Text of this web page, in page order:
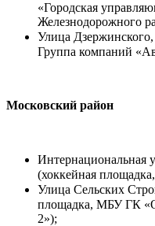
«Городская
Железнодорожного
Улица
Группа компаний
Московский район
Интернациональная
(хоккейная
Улица Сельских
площадка, МБУ ГК
2»);